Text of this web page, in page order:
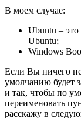
В моем случае:
Ubuntu –
Ubuntu;
Windows
Если Вы ничего
умолчанию будет
и так, чтобы по
переименовать
расскажу в